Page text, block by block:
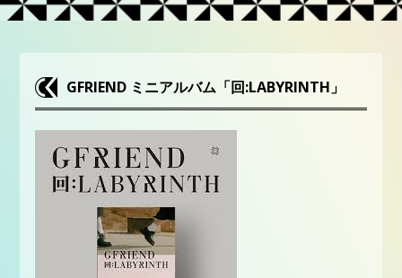
GFRIEND ミニアルバム「回:LABYRINTH」